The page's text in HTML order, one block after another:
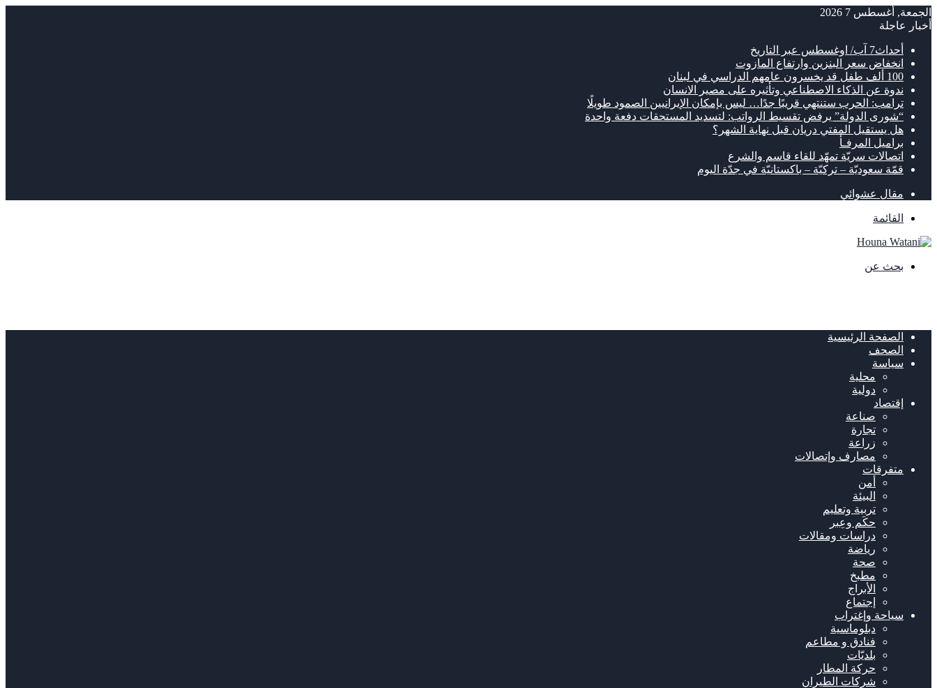
الجمعة, أغسطس 7 2026
أخبار عاجلة
أحداث7 آب/ اوغسطس عبر التاريخ
انخفاض سعر البنزين وارتفاع المازوت
100 ألف طفل قد يخسرون عامهم الدراسي في لبنان
ندوة عن الذكاء الاصطناعي وتأثيره على مصير الانسان
ترامب: الحرب ستنتهي قريبًا جدًا… ليس بإمكان الإيرانيين الصمود طويلًا
“شورى الدولة” يرفض تقسيط الرواتب: لتسديد المستحقات دفعة واحدة
هل يستقيل المفتي دريان قبل نهاية الشهر؟
براميل المرفـأ
اتصالات سريّة تمهّد للقاء قاسم والشرع
قمّة سعوديّة – تركيّة – باكستانيّة في جدّة اليوم
مقال عشوائي
القائمة
بحث عن
الصفحة الرئيسية
الصحف
سياسة
محلية
دولية
إقتصاد
صناعة
تجارة
زراعة
مصارف وإتصالات
متفرقات
أمن
البيئة
تربية وتعليم
حكَم وعِبر
دراسات ومقالات
رياضة
صحة
مطبخ
الأبراج
إجتماع
سياحة وإغتراب
دبلوماسية
فنادق و مطاعم
بلديّات
حركة المطار
شركات الطيران